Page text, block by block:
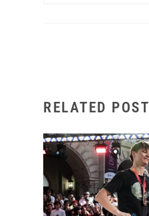
RELATED